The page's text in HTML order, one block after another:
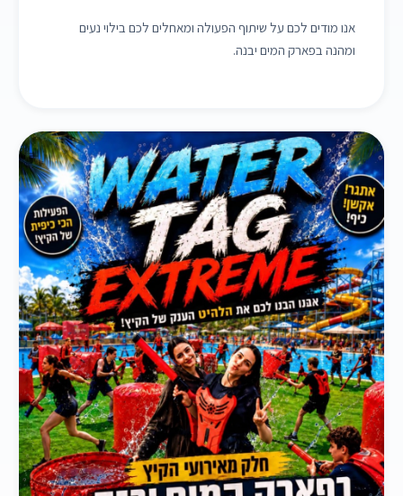
אנו מודים לכם על שיתוף הפעולה ומאחלים לכם בילוי נעים
ומהנה בפארק המים יבנה.